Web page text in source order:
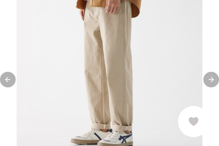
Previous slide